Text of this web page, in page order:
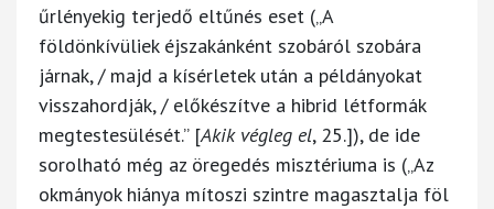
űrlényekig terjedő eltűnés eset („A
földönkívüliek éjszakánként szobáról szobára
járnak, / majd a kísérletek után a példányokat
visszahordják, / előkészítve a hibrid létformák
megtestesülését.” [Akik végleg el, 25.]), de ide
sorolható még az öregedés misztériuma is („Az
okmányok hiánya mítoszi szintre magasztalja föl